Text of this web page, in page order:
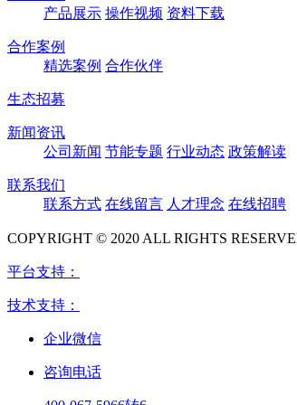
产品展示 操作视频 资料下载
合作案例
精选案例 合作伙伴
生态招募
新闻资讯
公司新闻 节能专题 行业动态 政策解读
联系我们
联系方式 在线留言 人才理念 在线招聘
COPYRIGHT © 2020 ALL RIGHTS
平台支持：
技术支持：
企业微信
咨询电话